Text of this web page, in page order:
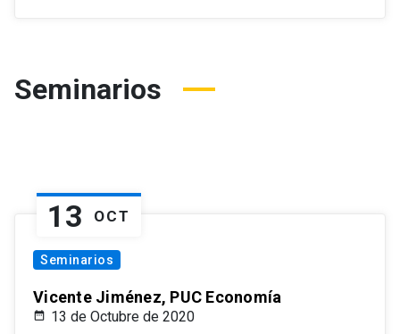
Seminarios
13 OCT
Seminarios
Vicente Jiménez, PUC Economía
13 de Octubre de 2020